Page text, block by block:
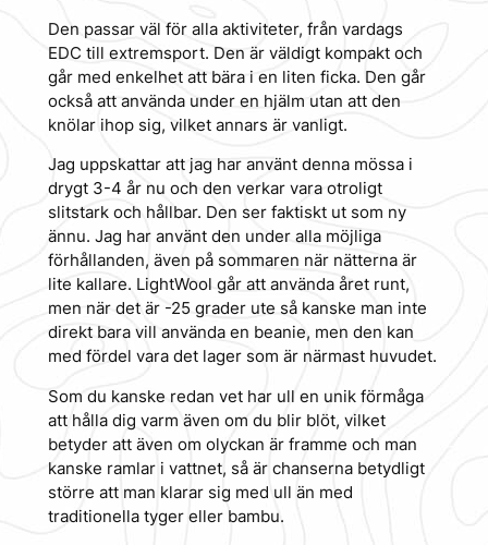
Den passar väl för alla aktiviteter, från vardags
EDC till extremsport. Den är väldigt kompakt och
går med enkelhet att bära i en liten ficka. Den går
också att använda under en hjälm utan att den
knölar ihop sig, vilket annars är vanligt.
Jag uppskattar att jag har använt denna mössa i
drygt 3-4 år nu och den verkar vara otroligt
slitstark och hållbar. Den ser faktiskt ut som ny
ännu. Jag har använt den under alla möjliga
förhållanden, även på sommaren när nätterna är
lite kallare. LightWool går att använda året runt,
men när det är -25 grader ute så kanske man inte
direkt bara vill använda en beanie, men den kan
med fördel vara det lager som är närmast huvudet.
Som du kanske redan vet har ull en unik förmåga
att hålla dig varm även om du blir blöt, vilket
betyder att även om olyckan är framme och man
kanske ramlar i vattnet, så är chanserna betydligt
större att man klarar sig med ull än med
traditionella tyger eller bambu.